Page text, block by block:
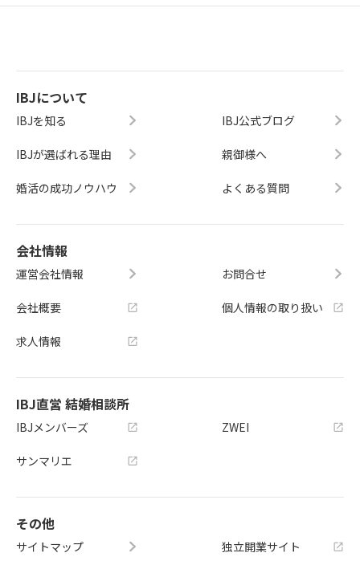
IBJについて
IBJを知る
IBJが選ばれる理由
婚活の成功ノウハウ
IBJ公式ブログ
親御様へ
よくある質問
会社情報
運営会社情報
会社概要
求人情報
お問合せ
個人情報の取り扱い
IBJ直営 結婚相談所
IBJメンバーズ
サンマリエ
ZWEI
その他
サイトマップ
独立開業サイト